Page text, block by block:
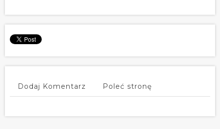
Dodaj Komentarz Poleć stronę